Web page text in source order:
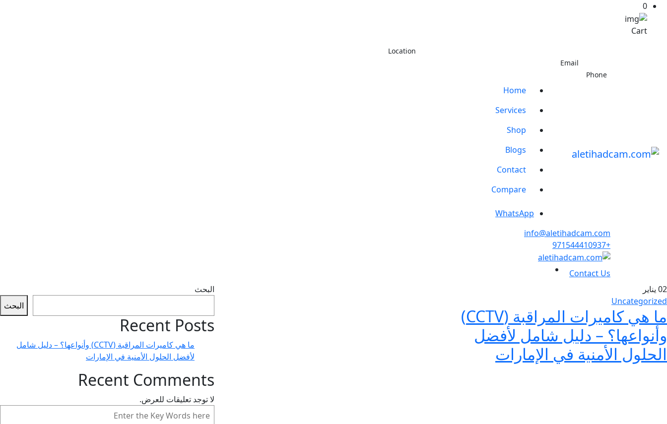
0
Cart
Location
Email
Phone
Home
Services
Shop
Blogs
Contact
Compare
WhatsApp
info@aletihadcam.com
+971544410937
Contact Us
02يناير
Uncategorized
ما هي كاميرات المراقبة (CCTV)
وأنواعها؟ – دليل شامل لأفضل
الحلول الأمنية في الإمارات
البحث
البحث
Recent Posts
ما هي كاميرات المراقبة (CCTV) وأنواعها؟ – دليل شامل
لأفضل الحلول الأمنية في الإمارات
Recent Comments
لا توجد تعليقات للعرض.